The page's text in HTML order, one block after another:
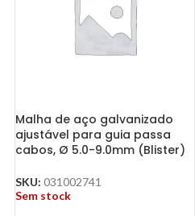
Malha de aço galvanizado
ajustável para guia passa
cabos, Ø 5.0-9.0mm (Blister)
SKU: 031002741
Sem stock